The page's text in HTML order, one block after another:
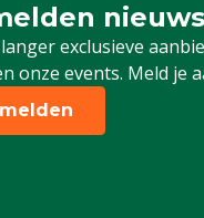
exclusieve
onze events. Meld je
in voor onze